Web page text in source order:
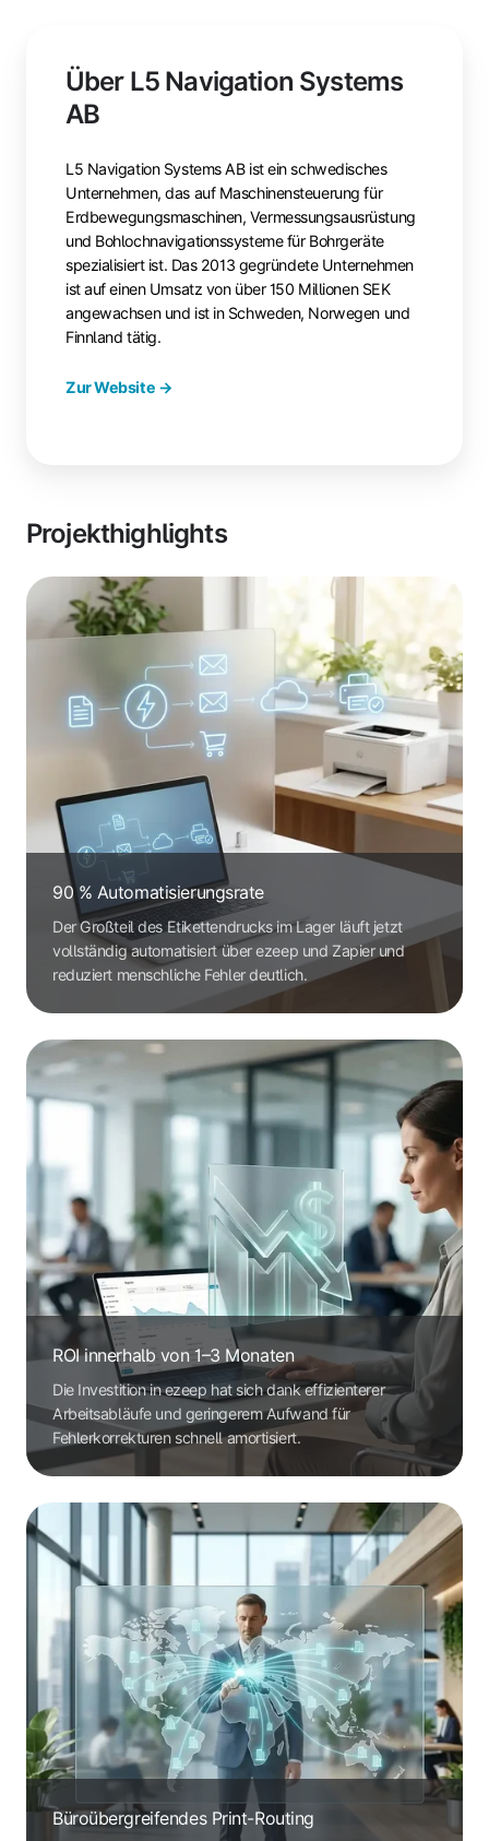
Über L5 Navigation Systems
AB
L5 Navigation Systems AB ist ein schwedisches
Unternehmen, das auf Maschinensteuerung für
Erdbewegungsmaschinen, Vermessungsausrüstung
und Bohlochnavigationssysteme für Bohrgeräte
spezialisiert ist. Das 2013 gegründete Unternehmen
ist auf einen Umsatz von über 150 Millionen SEK
angewachsen und ist in Schweden, Norwegen und
Finnland tätig.
Zur Website →
Projekthighlights
90 % Automatisierungsrate
Der Großteil des Etikettendrucks im Lager läuft jetzt
vollständig automatisiert über ezeep und Zapier und
reduziert menschliche Fehler deutlich.
ROI innerhalb von 1–3 Monaten
Die Investition in ezeep hat sich dank effizienterer
Arbeitsabläufe und geringerem Aufwand für
Fehlerkorrekturen schnell amortisiert.
Büroübergreifendes Print-Routing